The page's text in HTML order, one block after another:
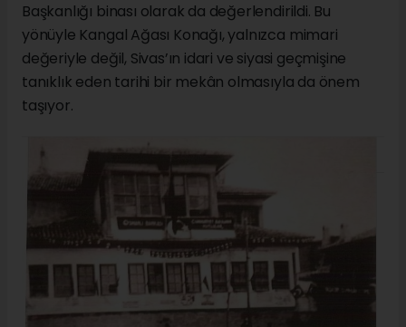
Başkanlığı binası olarak da değerlendirildi. Bu
yönüyle Kangal Ağası Konağı, yalnızca mimari
değeriyle değil, Sivas’ın idari ve siyasi geçmişine
tanıklık eden tarihi bir mekân olmasıyla da önem
taşıyor.